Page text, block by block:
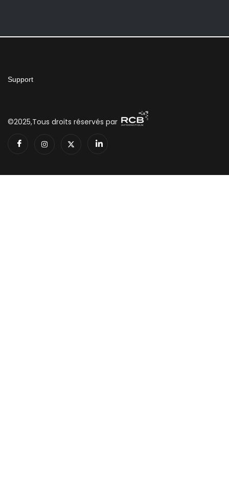
Support
©2025,Tous droits réservés par